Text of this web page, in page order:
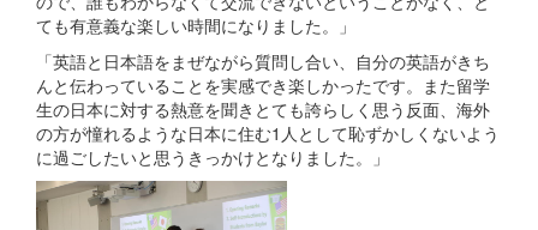
ても有意義な楽しい時間になりました。」
「英語と日本語をまぜながら質問し合い、自分の英語がきち
んと伝わっていることを実感でき楽しかったです。また留学
生の日本に対する熱意を聞きとても誇らしく思う反面、海外
の方が憧れるような日本に住む1人として恥ずかしくないよう
に過ごしたいと思うきっかけとなりました。」